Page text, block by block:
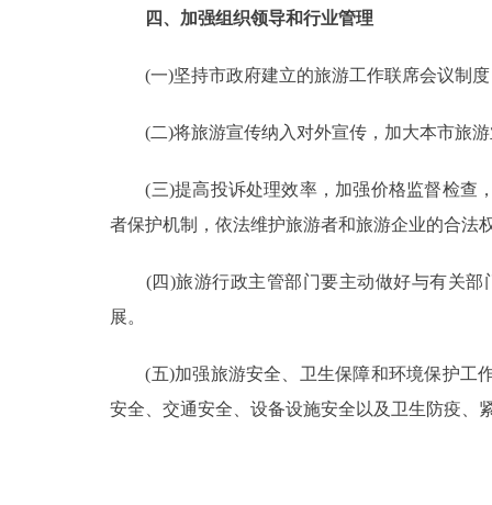
四、加强组织领导和行业管理
(一)坚持市政府建立的旅游工作联席会议制度
(二)将旅游宣传纳入对外宣传，加大本市旅游
(三)提高投诉处理效率，加强价格监督检查，
者保护机制，依法维护旅游者和旅游企业的合法
(四)旅游行政主管部门要主动做好与有关部
展。
(五)加强旅游安全、卫生保障和环境保护工作
安全、交通安全、设备设施安全以及卫生防疫、